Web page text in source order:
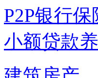
P2P银行保
小额贷款